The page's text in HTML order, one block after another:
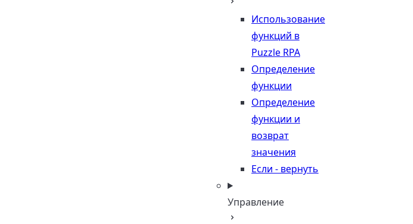
Использование
функций в
Puzzle RPA
Определение
функции
Определение
функции и
возврат
значения
Если - вернуть
Управление